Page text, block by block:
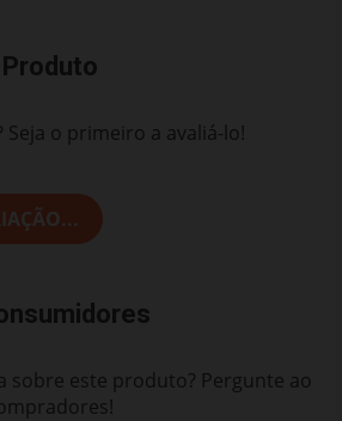
o primeiro a avaliá-lo!
sobre este produto? Pergunte ao